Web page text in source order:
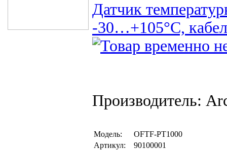
Датчик
-30…+105°C,
Производитель:
Модель:
OFTF-PT1000
Артикул:
90100001